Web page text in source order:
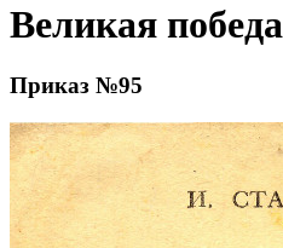
Великая победа
Приказ №95